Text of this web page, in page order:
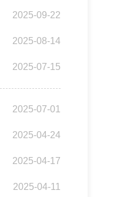
2025-09-22
2025-08-14
2025-07-15
2025-07-01
2025-04-24
2025-04-17
2025-04-11